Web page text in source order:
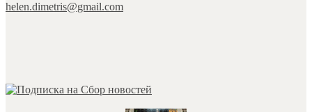
helen.dimetris@gmail.com